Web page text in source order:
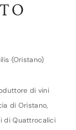
(Oristano)
di vini
di Oristano,
di Quattrocalici